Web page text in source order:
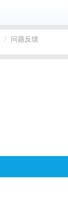
问题反馈